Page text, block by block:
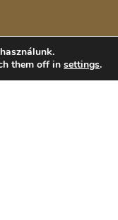
them off insettings.